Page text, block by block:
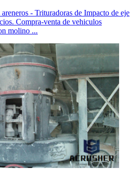
- Trituradoras de Impacto de eje
Compra-venta de vehiculos
molino ...